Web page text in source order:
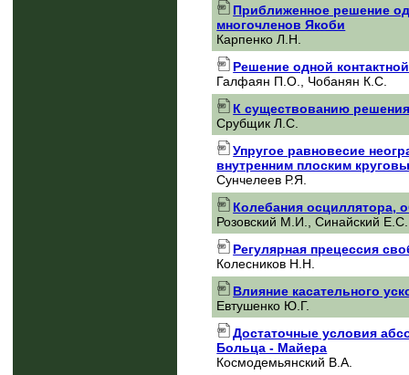
Приближенное решение
многочленов Якоби
Карпенко Л.Н.
Решение одной
Галфаян П.О., Чобанян К.С.
К существованию
Срубщик Л.С.
Упругое равновесие
внутренним плоским
Сунчелеев Р.Я.
Колебания осциллятора,
Розовский М.И., Синайский Е.С.
Регулярная прецессия
Колесников Н.Н.
Влияние касательного
Евтушенко Ю.Г.
Достаточные условия
Больца - Майера
Космодемьянский В.А.